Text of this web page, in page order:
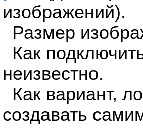
изображений).
Размер
Как
неизвестно.
Как вариант,
создавать